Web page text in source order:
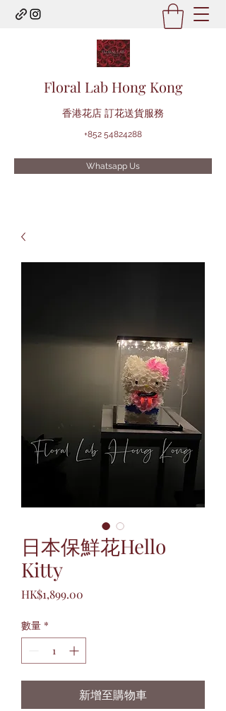
Floral Lab Hong Kong
​香港花店 訂花送貨服務
+852 54824288
Whatsapp Us
日本保鮮花Hello
Kitty
HK$1,899.00
數量 *
新增至購物車